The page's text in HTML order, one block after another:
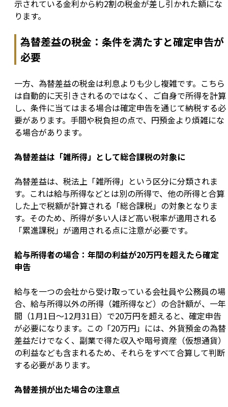
示されている金利から約2割の税金が差し引かれた額にな
ります。
為替差益の税金：条件を満たすと確定申告が
必要
一方、為替差益の税金は利息よりも少し複雑です。こちら
は自動的に天引きされるのではなく、ご自身で所得を計算
し、条件に当てはまる場合は確定申告を通じて納税する必
要があります。手間や税負担の点で、円預金より煩雑にな
る場合があります。
為替差益は「雑所得」として総合課税の対象に
為替差益は、税法上「雑所得」という区分に分類されま
す。これは給与所得などとは別の所得で、他の所得と合算
した上で税額が計算される「総合課税」の対象となりま
す。そのため、所得が多い人ほど高い税率が適用される
「累進課税」が適用される点に注意が必要です。
給与所得者の場合：年間の利益が20万円を超えたら確定
申告
給与を一つの会社から受け取っている会社員や公務員の場
合、給与所得以外の所得（雑所得など）の合計額が、一年
間（1月1日～12月31日）で20万円を超えると、確定申告
が必要になります。この「20万円」には、外貨預金の為替
差益だけでなく、副業で得た収入や暗号資産（仮想通貨）
の利益なども含まれるため、それらをすべて合算して判断
する必要があります。
為替差損が出た場合の注意点